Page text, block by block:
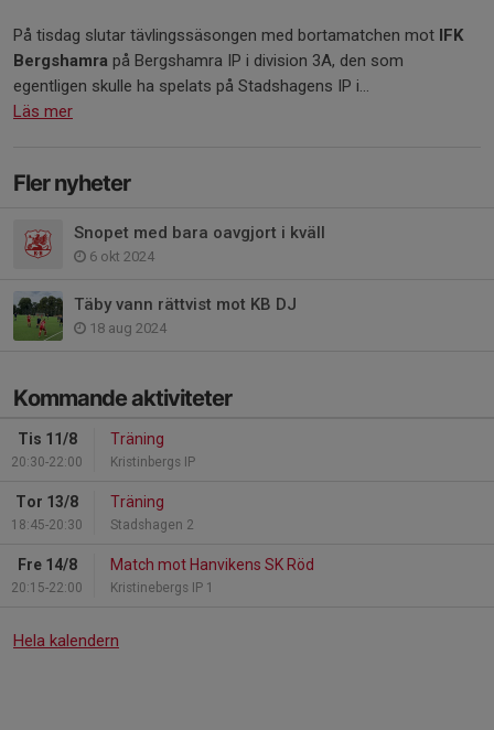
På tisdag slutar tävlingssäsongen med bortamatchen mot IFK
Bergshamra på Bergshamra IP i division 3A, den som
egentligen skulle ha spelats på Stadshagens IP i...
Läs mer
Fler nyheter
Snopet med bara oavgjort i kväll
6 okt 2024
Täby vann rättvist mot KB DJ
18 aug 2024
Kommande aktiviteter
Tis 11/8
20:30-22:00
Träning
Kristinbergs IP
Tor 13/8
18:45-20:30
Träning
Stadshagen 2
Fre 14/8
20:15-22:00
Match mot Hanvikens SK Röd
Kristinebergs IP 1
Hela kalendern